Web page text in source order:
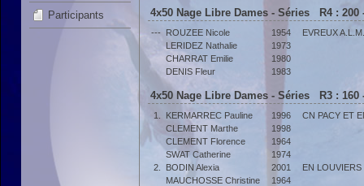
Participants 4x50 Nage Libre Dames - Séries R4 : 200
--- ROUZEE Nicole 1954
EVREUX
LERIDEZ Nathalie
1973
CHARRAT Emilie
1980
DENIS Fleur
1983
4x50 Nage Libre Dames - Séries R3 : 160
1. KERMARREC Pauline 1996
CN PACY ET
CLEMENT Marthe
1998
CLEMENT Florence
1964
SWAT Catherine
1974
2.
BODIN Alexia 2001
EN LOUVIERS
MAUCHOSSE Christine
1964